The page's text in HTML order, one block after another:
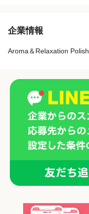
企業情報
Aroma＆Relaxation Polish